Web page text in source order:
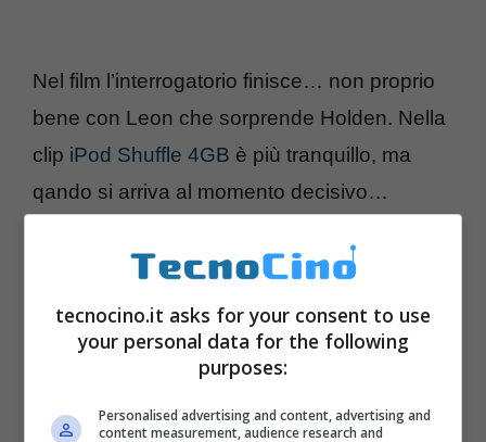
Nel film l’interrogatorio finisce… non proprio
bene con Leon che sorprende Holden. Nella
clip iPod Shuffle 4GB è più tranquillo, ma
qando si arriva al momento decisivo…
tecnocino.it asks for your consent to use
your personal data for the following
purposes:
Personalised advertising and content, advertising and
content measurement, audience research and